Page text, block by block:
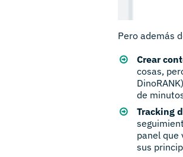
Pero además
Crear
cosas,
de
Tracking
panel que
sus